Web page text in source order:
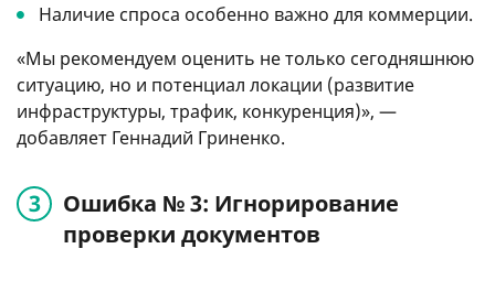
Наличие спроса особенно важно для коммерции.
«Мы рекомендуем оценить не только сегодняшнюю
ситуацию, но и потенциал локации (развитие
инфраструктуры, трафик, конкуренция)», —
добавляет Геннадий Гриненко.
Ошибка № 3: Игнорирование
проверки документов